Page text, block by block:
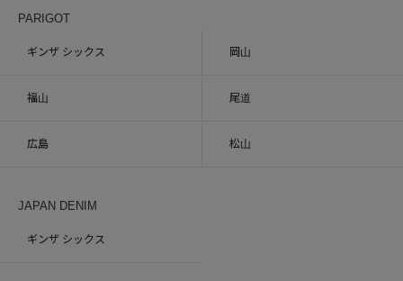
PARIGOT
ギンザ シックス 岡山
福山 尾道
広島 松山
JAPAN DENIM
ギンザ シックス